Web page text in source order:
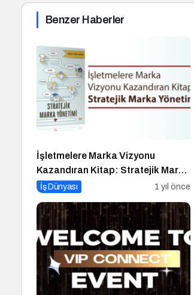
Benzer Haberler
İşletmelere Marka Vizyonu
Kazandıran Kitap: Stratejik Marka
Yönetimi
İş Dünyası 1 yıl önce